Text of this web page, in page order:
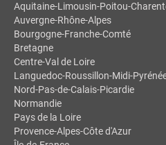
Aquitaine-Limousin-Poitou-
Auvergne-Rhône-Alpes
Bourgogne-Franche-Comté
Bretagne
Centre-Val de Loire
Languedoc-Roussillon-Midi-
Nord-Pas-de-Calais-Picardie
Normandie
Pays de la Loire
Provence-Alpes-Côte d'Azur